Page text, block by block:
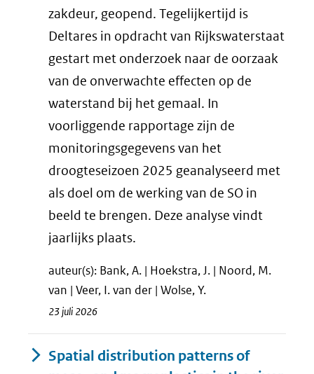
zakdeur, geopend. Tegelijkertijd is
Deltares in opdracht van Rijkswaterstaat
gestart met onderzoek naar de oorzaak
van de onverwachte effecten op de
waterstand bij het gemaal. In
voorliggende rapportage zijn de
monitoringsgegevens van het
droogteseizoen 2025 geanalyseerd met
als doel om de werking van de SO in
beeld te brengen. Deze analyse vindt
jaarlijks plaats.
auteur(s): Bank, A. | Hoekstra, J. | Noord, M.
van | Veer, I. van der | Wolse, Y.
23 juli 2026
Spatial distribution patterns of